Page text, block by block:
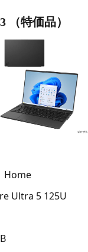
（特価品）
Home
Ultra 5 125U